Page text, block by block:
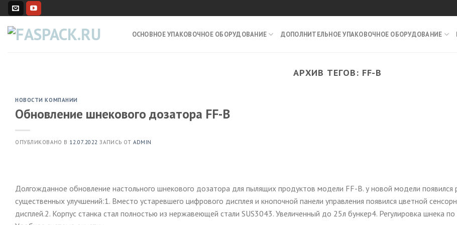
Skip
to
content
ОСНОВНОЕ УПАКОВОЧНОЕ ОБОРУДОВАНИЕ ДОПОЛНИТЕЛЬНОЕ УПАКОВОЧНОЕ ОБОРУДОВАНИЕ
АРХИВ ТЕГОВ: FF-B
НОВОСТИ КОМПАНИИ
Обновление шнекового дозатора FF-B
ОПУБЛИКОВАНО В 12.07.2022 ЗАПИСЬ ОТ ADMIN
Долгожданное обновление настольного шнекового дозатора для пылящих продуктов модели FF-B. у новой модели появился
существенных улучшений:1. Вместо устаревшего цифрового дисплея и кнопочной панели управления появился цветной
дисплей.2. Корпус станка стал полностью из нержавеющей стали SUS3043. Увеличенный до 25л бункер4. Регулировка шнека